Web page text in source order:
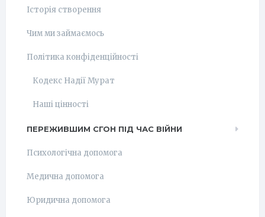
Історія створення
Чим ми займаємось
Політика конфіденційності
Кодекс Надії Мурат
Наші цінності
ПЕРЕЖИВШИМ СГОН ПІД ЧАС ВІЙНИ
Психологічна допомога
Медична допомога
Юридична допомога